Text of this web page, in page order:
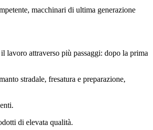
macchinari di ultima generazione
lavoro attraverso più passaggi: dopo la prima
stradale, fresatura e preparazione,
di elevata qualità.